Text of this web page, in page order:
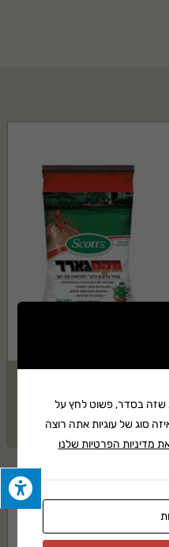
₪129
שזה בסדר, פשוט לחץ על
סוג של עוגיות אתה רוצה
מדיניות הפרטיות שלנו